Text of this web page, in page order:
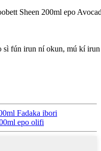
Sheen 200ml epo
sì fún irun ní okun, mú kí irun
Fadaka ibori
epo olifi